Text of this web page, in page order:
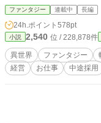
た過去の負債転移者たちを
者（COO）』に任命するから！』 「……わかったよ。この世界を再
の『全権』と、俺の身の安
ないこともない。」 ――経営センスの塊の高校生が、大人(神や勇者）の不祥事
をぶち壊す、爽快お仕事フ
ファンタジー 連載中 長編
24h.ポイント 578pt
小説 2,540 位 / 228,878件
異世界 ファンタジー
経営
お仕事 中途採用